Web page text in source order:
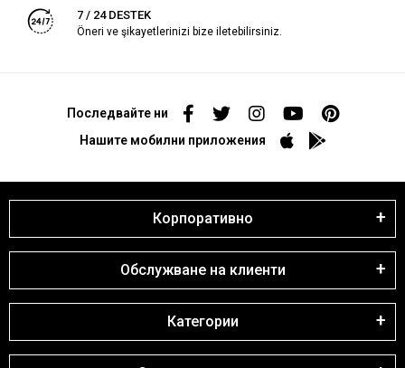
7 / 24 DESTEK
Öneri ve şikayetlerinizi bize iletebilirsiniz.
Последвайте ни
Нашите мобилни приложения
Корпоративно
Обслужване на клиенти
Категории